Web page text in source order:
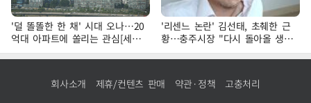
'덜 똘똘한 한 채' 시대 오나…20
억대 아파트에 쏠리는 관심[세제
개편, 그 이후②]
'리센느 논란' 김선태, 초췌한 근
황…충주시장 "다시 돌아올 생
각?"
회사소개 제휴/컨텐츠 판매 약관·정책 고충처리